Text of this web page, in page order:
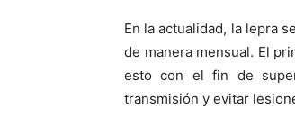
En la actualidad, la lepra
de manera mensual. El
esto con el fin de
transmisión y evitar